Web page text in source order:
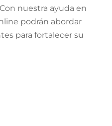
nuestra ayuda en
podrán abordar
para fortalecer su